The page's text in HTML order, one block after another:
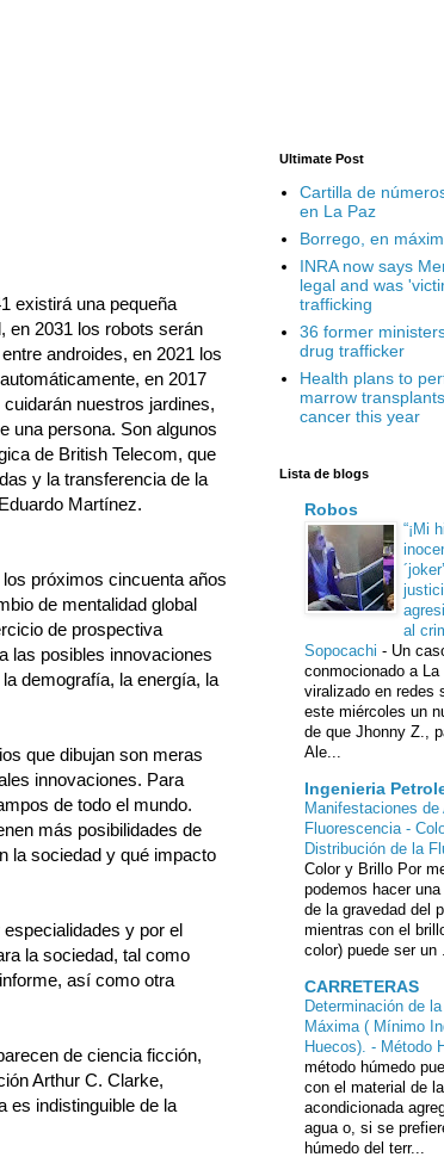
existirá una pequeña
en 2031 los robots serán
androides, en 2021 los
en 2017
nuestros jardines,
una persona. Son algunos
de British Telecom, que
y la transferencia de la
Martínez.
próximos cincuenta años
de mentalidad global
de prospectiva
las posibles innovaciones
demografía, la energía, la
que dibujan son meras
innovaciones. Para
de todo el mundo.
más posibilidades de
la sociedad y qué impacto
y por el
la sociedad, tal como
así como otra
de ciencia ficción,
Arthur C. Clarke,
es indistinguible de la
Ultimate Post
Cartilla de
en La Paz
Borrego, en
INRA now says
legal and was
trafficking
36 former
drug trafficker
Health plans to
marrow
cancer this year
Lista de blogs
Robos
“¡Mi
al
Sopocachi - Un
conmocionado a
viralizado en redes
este miércoles un
de que Jhonny Z.,
Ale...
Ingenieria
Manifestaciones de
Fluorescencia -
Distribución de la
Color y Brillo Por
podemos hacer
de la gravedad del
mientras con el
color) puede ser un
CARRETERAS
Determinación de
Máxima ( Mínimo
Huecos). - Método
método húmedo
con el material de
acondicionada
agua o, si se
húmedo del terr...